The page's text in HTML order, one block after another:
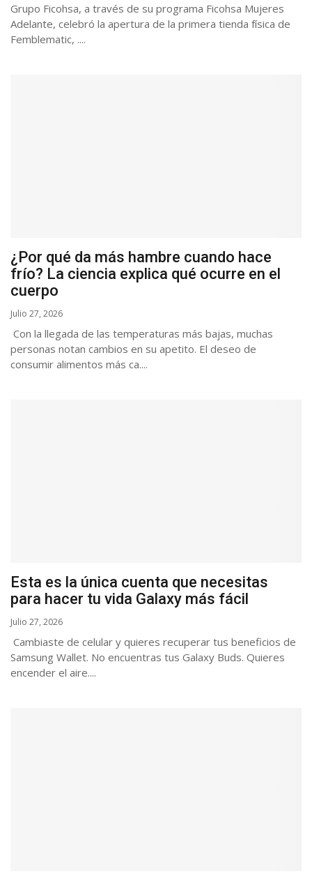
Grupo Ficohsa, a través de su programa Ficohsa Mujeres
Adelante, celebró la apertura de la primera tienda física de
Femblematic, ....
¿Por qué da más hambre cuando hace
frío? La ciencia explica qué ocurre en el
cuerpo
Julio 27, 2026
Con la llegada de las temperaturas más bajas, muchas
personas notan cambios en su apetito. El deseo de
consumir alimentos más ca....
Esta es la única cuenta que necesitas
para hacer tu vida Galaxy más fácil
Julio 27, 2026
Cambiaste de celular y quieres recuperar tus beneficios de
Samsung Wallet. No encuentras tus Galaxy Buds. Quieres
encender el aire....